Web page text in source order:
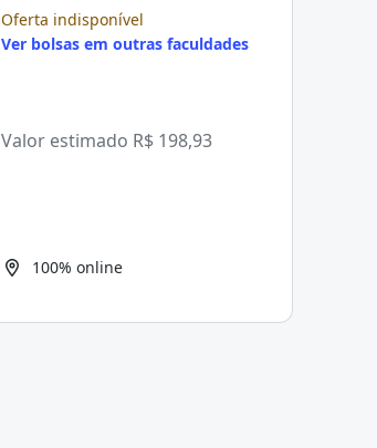
Oferta indisponível
Ver bolsas em outras faculdades
Valor estimado R$ 198,93
100% online